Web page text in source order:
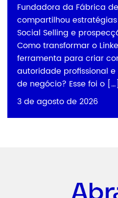
Fundadora da Fábrica
compartilhou
Social Selling e
Como transformar o
ferramenta para criar
autoridade profissional
de negócio? Esse foi o […]
3 de agosto de 2026